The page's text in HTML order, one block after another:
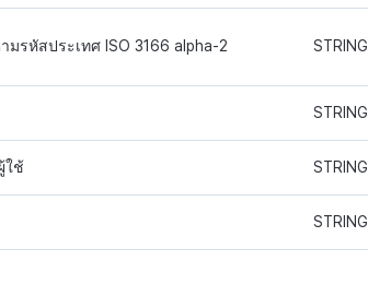
รหัสประเทศ ISO 3166 alpha-2 STRING
STRING
ใช้ STRING
STRING